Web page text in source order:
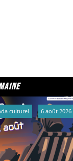
culturel 6 août 2026